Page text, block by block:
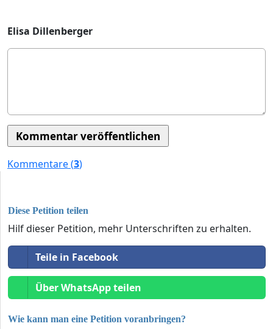
Elisa Dillenberger
Kommentare (3)
Diese Petition teilen
Hilf dieser Petition, mehr Unterschriften zu erhalten.
Teile in Facebook
Über WhatsApp teilen
Wie kann man eine Petition voranbringen?